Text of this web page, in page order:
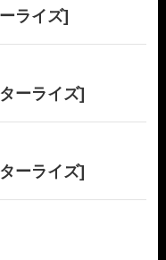
ライズ]
ーライズ]
ーライズ]